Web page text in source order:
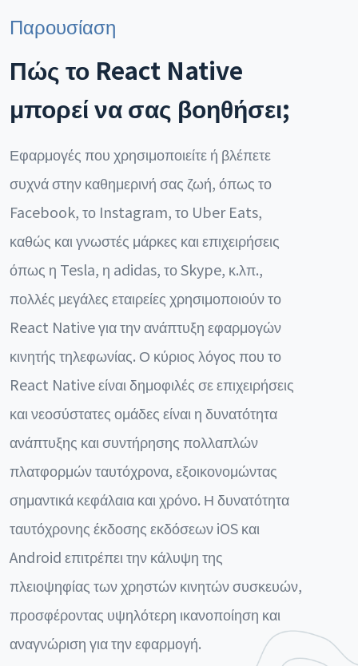
Παρουσίαση
Πώς το React Native
μπορεί να σας βοηθήσει;
Εφαρμογές που χρησιμοποιείτε ή βλέπετε
συχνά στην καθημερινή σας ζωή, όπως το
Facebook, το Instagram, το Uber Eats,
καθώς και γνωστές μάρκες και επιχειρήσεις
όπως η Tesla, η adidas, το Skype, κ.λπ.,
πολλές μεγάλες εταιρείες χρησιμοποιούν το
React Native για την ανάπτυξη εφαρμογών
κινητής τηλεφωνίας. Ο κύριος λόγος που το
React Native είναι δημοφιλές σε επιχειρήσεις
και νεοσύστατες ομάδες είναι η δυνατότητα
ανάπτυξης και συντήρησης πολλαπλών
πλατφορμών ταυτόχρονα, εξοικονομώντας
σημαντικά κεφάλαια και χρόνο. Η δυνατότητα
ταυτόχρονης έκδοσης εκδόσεων iOS και
Android επιτρέπει την κάλυψη της
πλειοψηφίας των χρηστών κινητών συσκευών,
προσφέροντας υψηλότερη ικανοποίηση και
αναγνώριση για την εφαρμογή.